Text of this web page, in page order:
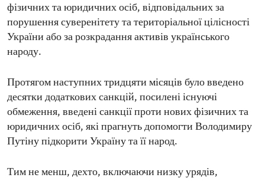
фізичних та юридичних осіб, відповідальних за
порушення суверенітету та територіальної цілісності
України або за розкрадання активів українського
народу.
Протягом наступних тридцяти місяців було введено
десятки додаткових санкцій, посилені існуючі
обмеження, введені санкції проти нових фізичних та
юридичних осіб, які прагнуть допомогти Володимиру
Путіну підкорити Україну та її народ.
Тим не менш, дехто, включаючи низку урядів,